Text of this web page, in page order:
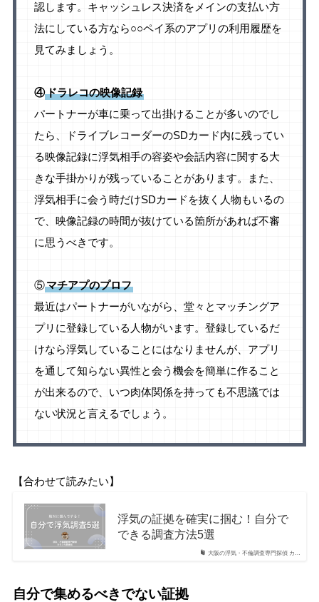
認します。キャッシュレス決済をメインの支払い方
法にしている方なら○○ペイ系のアプリの利用履歴を
見てみましょう。
④ドラレコの映像記録
パートナーが車に乗って出掛けることが多いのでし
たら、ドライブレコーダーのSDカード内に残ってい
る映像記録に浮気相手の容姿や会話内容に関する大
きな手掛かりが残っていることがあります。また、
浮気相手に会う時だけSDカードを抜く人物もいるの
で、映像記録の時間が抜けている箇所があれば不審
に思うべきです。
⑤マチアプのプロフ
最近はパートナーがいながら、堂々とマッチングア
プリに登録している人物がいます。登録しているだ
けなら浮気していることにはなりませんが、アプリ
を通して知らない異性と会う機会を簡単に作ること
が出来るので、いつ肉体関係を持っても不思議では
ない状況と言えるでしょう。
【合わせて読みたい】
大阪の浮気・不倫調査専門探偵 カ…
浮気の証拠を確実に掴む！自分で
できる調査方法5選
自分で集めるべきでない証拠